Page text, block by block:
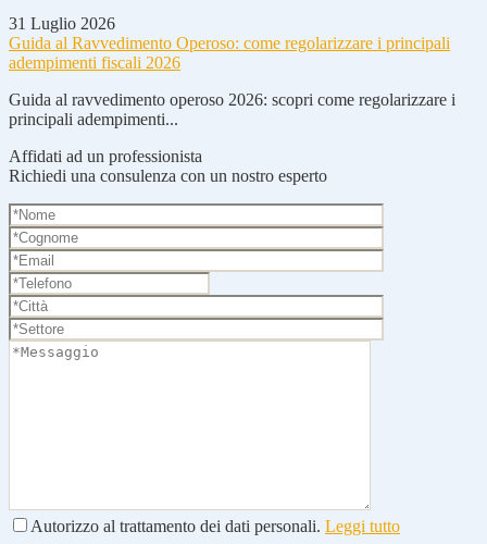
31 Luglio 2026
Guida al Ravvedimento Operoso: come regolarizzare i principali
adempimenti fiscali 2026
Guida al ravvedimento operoso 2026: scopri come regolarizzare i
principali adempimenti...
Affidati ad un professionista
Richiedi una consulenza con un nostro esperto
Autorizzo al trattamento dei dati personali. Leggi tutto